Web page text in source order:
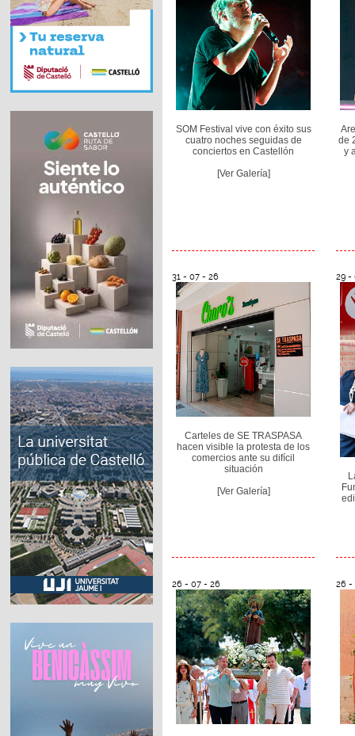
SOM Festival vive con éxito sus
cuatro noches seguidas de
conciertos en Castellón
[Ver Galería]
de
y
31 - 07 - 26
Carteles de SE TRASPASA
hacen visible la protesta de los
comercios ante su difícil
situación
[Ver Galería]
29 -
26 - 07 - 26 26 -